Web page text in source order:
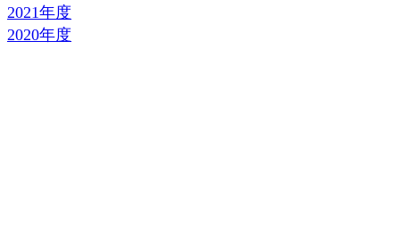
2021年度
2020年度